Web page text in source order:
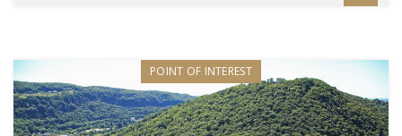
POINT OF INTEREST